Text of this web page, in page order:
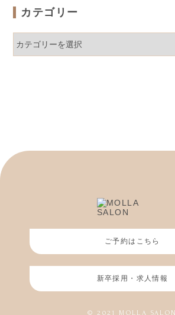
カテゴリー
テ
ゴ
ご予約はこちら
新卒採用・求人情報
© 2021 MOLLA SALON